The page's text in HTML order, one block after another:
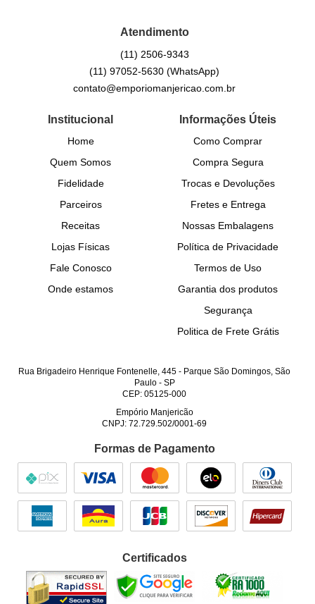
Atendimento
(11) 2506-9343
(11) 97052-5630(WhatsApp)
contato@emporiomanjericao.com.br
Institucional
Home
Quem Somos
Fidelidade
Parceiros
Receitas
Lojas Físicas
Fale Conosco
Onde estamos
Informações Úteis
Como Comprar
Compra Segura
Trocas e Devoluções
Fretes e Entrega
Nossas Embalagens
Política de Privacidade
Termos de Uso
Garantia dos produtos
Segurança
Politica de Frete Grátis
Rua Brigadeiro Henrique Fontenelle, 445 - Parque São Domingos, São
Paulo- SP
CEP: 05125-000
Empório Manjericão
CNPJ: 72.729.502/0001-69
Formas de Pagamento
Certificados